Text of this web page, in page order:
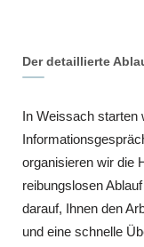
Der detaillierte
In Weissach starten
organisieren wir die
reibungslosen
darauf, Ihnen den
und eine schnelle